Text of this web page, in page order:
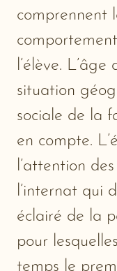
comprennent
l’élève.
situation
sociale de la
en compte.
l’attention
l’internat qui
éclairé de la
pour
temps le